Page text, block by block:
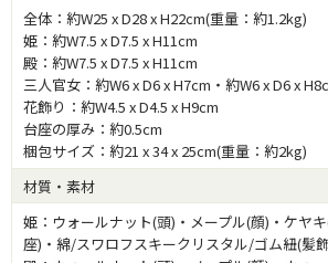
全体：約W25 x D28 x H22cm(重量：約1.2kg)
姫：約W7.5 x D7.5 x H11cm
殿：約W7.5 x D7.5 x H11cm
三人官女：約W6 x D6 x H7cm・約W6 x D6 x
花飾り：約W4.5 x D4.5 x H9cm
台座の厚み：約0.5cm
梱包サイズ：約21 x 34 x 25cm(重量：約2kg)
材質・素材
姫：ウォールナット(頭)・メープル(顔)・ケヤ
座)・綿/スワロフスキークリスタル/ゴム紐(髪